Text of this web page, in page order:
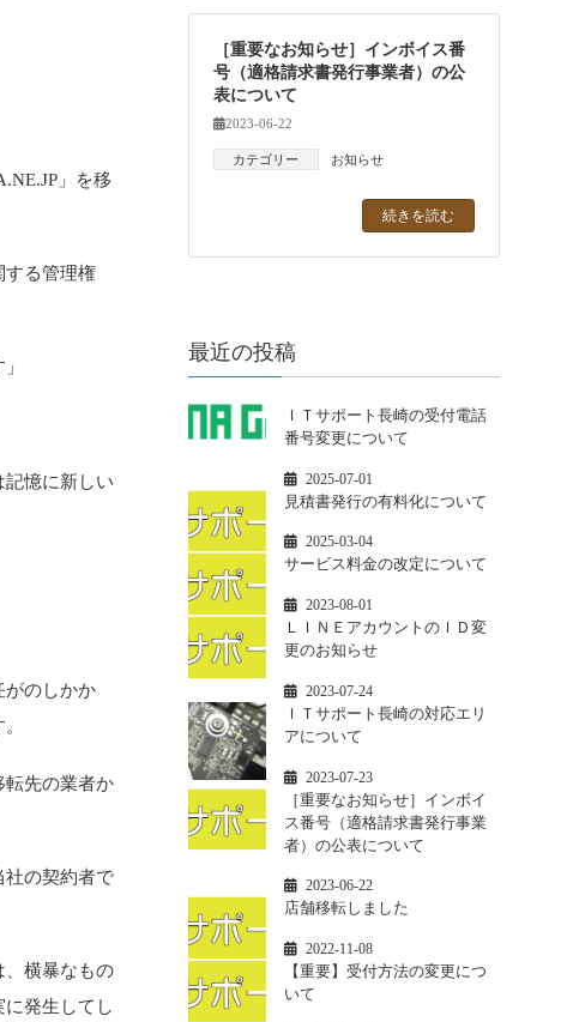
」を移
する管理権
憶に新しい
がのしかか
転先の業者か
社の契約者で
、横暴なもの
発生してし
［重要なお知らせ］インボイス番
号（適格請求書発行事業者）の公
表について
2023-06-22
カテゴリー お知らせ
続きを読む
最近の投稿
ＩＴサポート長崎の受付電話
番号変更について
2025-07-01
見積書発行の有料化について
2025-03-04
サービス料金の改定について
2023-08-01
ＬＩＮＥアカウントのＩＤ変
更のお知らせ
2023-07-24
ＩＴサポート長崎の対応エリ
アについて
2023-07-23
［重要なお知らせ］インボイ
ス番号（適格請求書発行事業
者）の公表について
2023-06-22
店舗移転しました
2022-11-08
【重要】受付方法の変更につ
いて